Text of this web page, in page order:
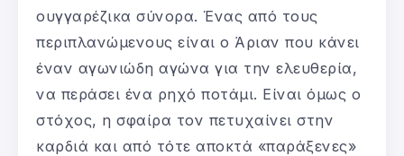
ουγγαρέζικα σύνορα. Ένας από τους
περιπλανώμενους είναι ο Άριαν που κάνει
έναν αγωνιώδη αγώνα για την ελευθερία,
να περάσει ένα ρηχό ποτάμι. Είναι όμως ο
στόχος, η σφαίρα τον πετυχαίνει στην
καρδιά και από τότε αποκτά «παράξενες»